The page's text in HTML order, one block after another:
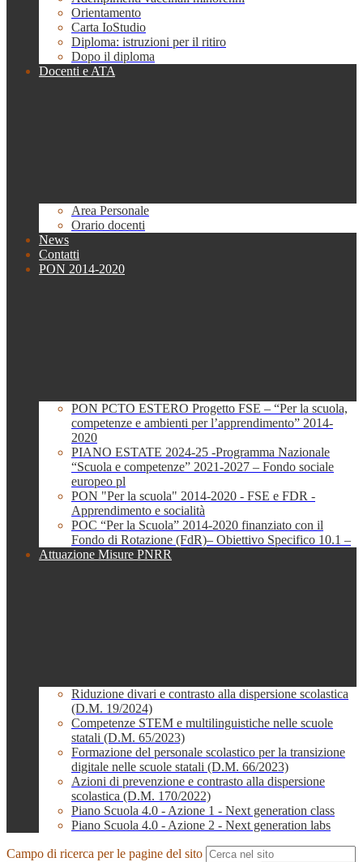
Orientamento
Carta IoStudio
Diploma: istruzioni per il ritiro
Dopo il diploma
Docenti e ATA
Area Personale
Orario docenti
News
Contatti
PON 2014-2020
PON PCTO ESTERO Progetto FSE – “Per la scuola,
competenze e ambienti per l’apprendimento” 2014-
2020
PIANO ESTATE 2024-25 -Programma Nazionale
“Scuola e competenze” 2021-2027 – Fondo sociale
europeo pl
PON "Per la scuola" 2014-2020 - FSE e FDR -
Apprendimento e socialità
POC “Per la Scuola” 2014-2020 finanziato con il
Fondo di Rotazione (FdR)– Obiettivo Specifico 10.1 –
Attuazione Misure PNRR
Riduzione divari e contrasto alla dispersione scolastica
(D.M. 19/2024)
Competenze STEM e multilinguistiche nelle scuole
statali (D.M. 65/2023)
Formazione del personale scolastico per la transizione
digitale nelle scuole statali (D.M. 66/2023)
Azioni di prevenzione e contrasto alla dispersione
scolastica (D.M. 170/2022)
Piano Scuola 4.0 - Azione 1 - Next generation class
Piano Scuola 4.0 - Azione 2 - Next generation labs
Campo di ricerca per le pagine del sito